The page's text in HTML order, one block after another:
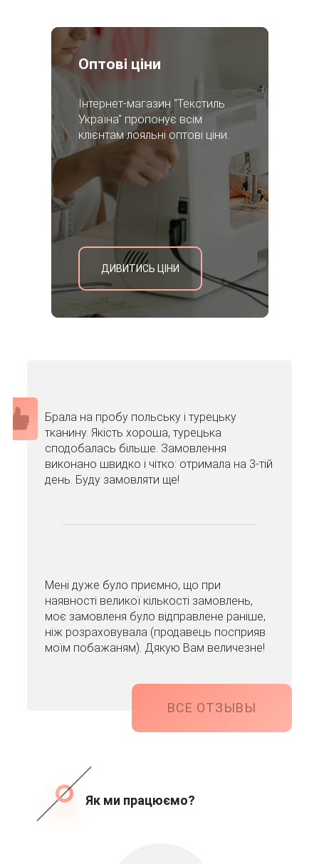
Оптові ціни
Інтернет-магазин "Текстиль
Україна" пропонує всім
клієнтам лояльні оптові ціни.
ДИВИТИСЬ ЦІНИ
Брала на пробу польську і турецьку
тканину. Якість хороша, турецька
сподобалась більше. Замовлення
виконано швидко і чітко: отримала на 3-тій
день. Буду замовляти ще!
Мені дуже було приємно, що при
наявності великої кількості замовлень,
моє замовленя було відправлене раніше,
ніж розраховувала (продавець посприяв
моїм побажаням). Дякую Вам величезне!
ВСЕ ОТЗЫВЫ
Як ми працюємо?